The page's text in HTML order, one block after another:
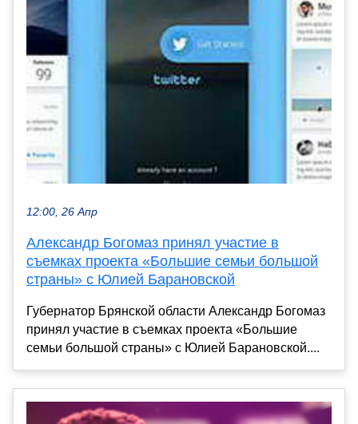
12:00, 26 Апр
Александр Богомаз принял участие в
съемках проекта «Большие семьи большой
страны» с Юлией Барановской
Губернатор Брянской области Александр Богомаз
принял участие в съемках проекта «Большие
семьи большой страны» с Юлией Барановской....